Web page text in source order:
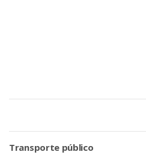
Transporte público